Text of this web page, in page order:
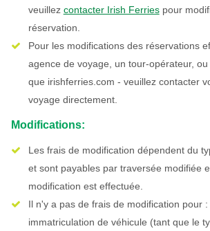
veuillez contacter Irish Ferriespour
réservation.
Pour les modifications des réservations
agence de voyage, un tour-opérateur,
que irishferries.com - veuillez contacter
voyage directement.
Modifications:
Les frais de modification dépendent du
et sont payables par traversée modifiée
modification est effectuée.
Il n'y a pas de frais de modification pour
immatriculation de véhicule (tant que le